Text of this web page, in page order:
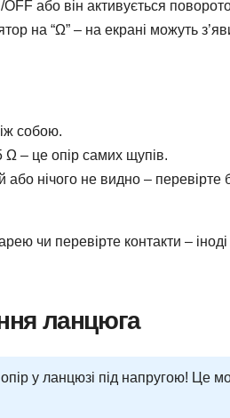
OFF або він активується
на “Ω” – на екрані можуть
собою.
Ω – це опір самих щупів.
нічого не видно – перевірте
чи перевірте контакти –
ланцюга
у ланцюзі під напругою! Це